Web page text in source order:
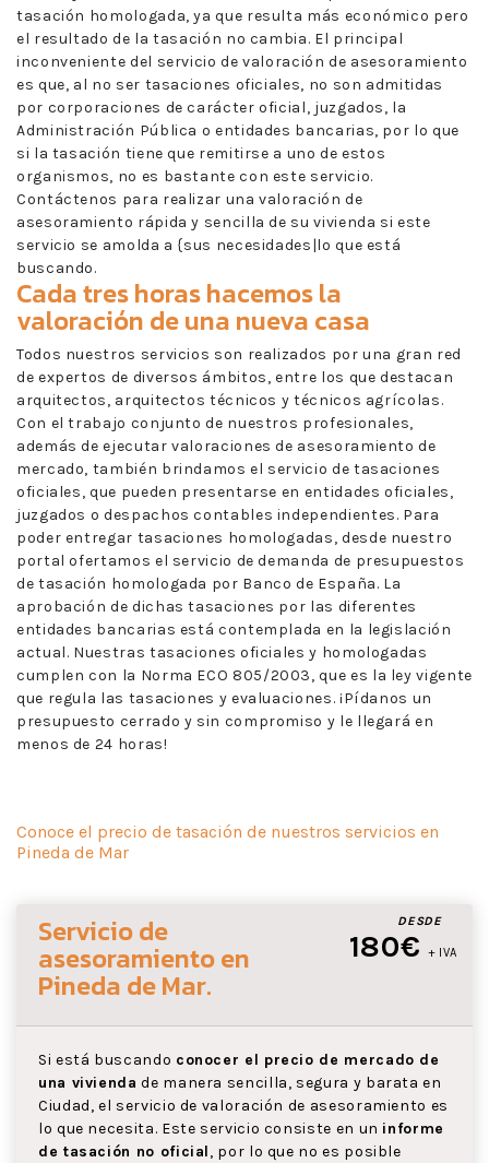
tasación homologada, ya que resulta más económico pero
el resultado de la tasación no cambia. El principal
inconveniente del servicio de valoración de asesoramiento
es que, al no ser tasaciones oficiales, no son admitidas
por corporaciones de carácter oficial, juzgados, la
Administración Pública o entidades bancarias, por lo que
si la tasación tiene que remitirse a uno de estos
organismos, no es bastante con este servicio.
Contáctenos para realizar una valoración de
asesoramiento rápida y sencilla de su vivienda si este
servicio se amolda a {sus necesidades|lo que está
buscando.
Cada tres horas hacemos la
valoración de una nueva casa
Todos nuestros servicios son realizados por una gran red
de expertos de diversos ámbitos, entre los que destacan
arquitectos, arquitectos técnicos y técnicos agrícolas.
Con el trabajo conjunto de nuestros profesionales,
además de ejecutar valoraciones de asesoramiento de
mercado, también brindamos el servicio de tasaciones
oficiales, que pueden presentarse en entidades oficiales,
juzgados o despachos contables independientes. Para
poder entregar tasaciones homologadas, desde nuestro
portal ofertamos el servicio de demanda de presupuestos
de tasación homologada por Banco de España. La
aprobación de dichas tasaciones por las diferentes
entidades bancarias está contemplada en la legislación
actual. Nuestras tasaciones oficiales y homologadas
cumplen con la Norma ECO 805/2003, que es la ley vigente
que regula las tasaciones y evaluaciones. ¡Pídanos un
presupuesto cerrado y sin compromiso y le llegará en
menos de 24 horas!
Conoce el precio de tasación de nuestros servicios en
Pineda de Mar
DESDE
180€ + IVA
Servicio de
asesoramientoen
Pineda de Mar.
Si está buscando conocer el precio de mercado de
una vivienda de manera sencilla, segura y barata en
Ciudad, el servicio de valoración de asesoramiento es
lo que necesita. Este servicio consiste en un informe
de tasación no oficial, por lo que no es posible